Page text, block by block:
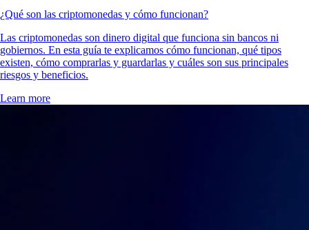
¿Qué son las criptomonedas y cómo funcionan?
Las criptomonedas son dinero digital que funciona sin bancos ni
gobiernos. En esta guía te explicamos cómo funcionan, qué tipos
existen, cómo comprarlas y guardarlas y cuáles son sus principales
riesgos y beneficios.
Learn more